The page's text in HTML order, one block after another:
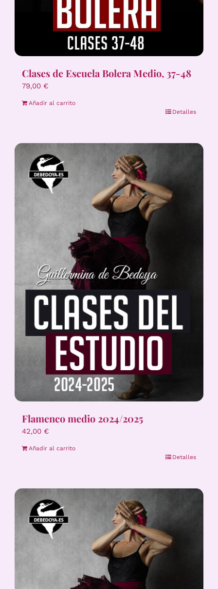
Clases de Escuela Bolera Medio, 37-48
79,00 €
Añadir al carrito
Detalles
Flamenco medio 2024/2025
42,00 €
Añadir al carrito
Detalles